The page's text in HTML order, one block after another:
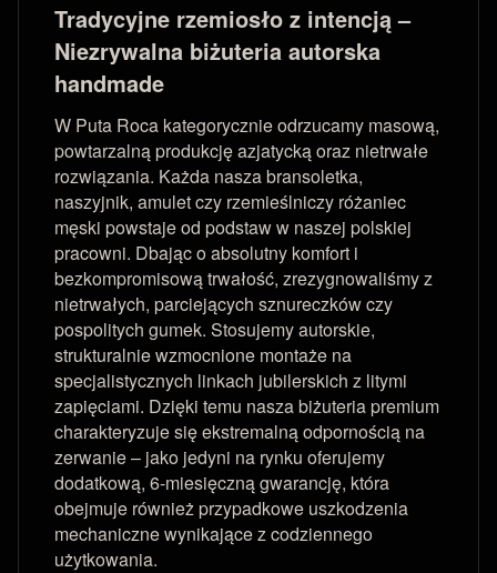
Tradycyjne rzemiosło z intencją –
Niezrywalna biżuteria autorska
handmade
W Puta Roca kategorycznie odrzucamy masową,
powtarzalną produkcję azjatycką oraz nietrwałe
rozwiązania. Każda nasza bransoletka,
naszyjnik, amulet czy rzemieślniczy różaniec
męski powstaje od podstaw w naszej polskiej
pracowni. Dbając o absolutny komfort i
bezkompromisową trwałość, zrezygnowaliśmy z
nietrwałych, parciejących sznureczków czy
pospolitych gumek. Stosujemy autorskie,
strukturalnie wzmocnione montaże na
specjalistycznych linkach jubilerskich z litymi
zapięciami. Dzięki temu nasza biżuteria premium
charakteryzuje się ekstremalną odpornością na
zerwanie – jako jedyni na rynku oferujemy
dodatkową, 6-miesięczną gwarancję, która
obejmuje również przypadkowe uszkodzenia
mechaniczne wynikające z codziennego
użytkowania.